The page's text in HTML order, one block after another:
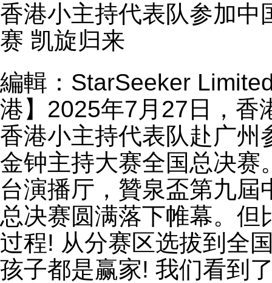
香港小主持代表队参加中
赛 凯旋归来
編輯：StarSeeker
港】2025年7月27日，香
香港小主持代表队赴广州
金钟主持大赛全国总决赛
台演播厅，贊泉盃第九
总决赛圆满落下帷幕。但
过程! 从分赛区选拔到全
孩子都是赢家! 我们看到